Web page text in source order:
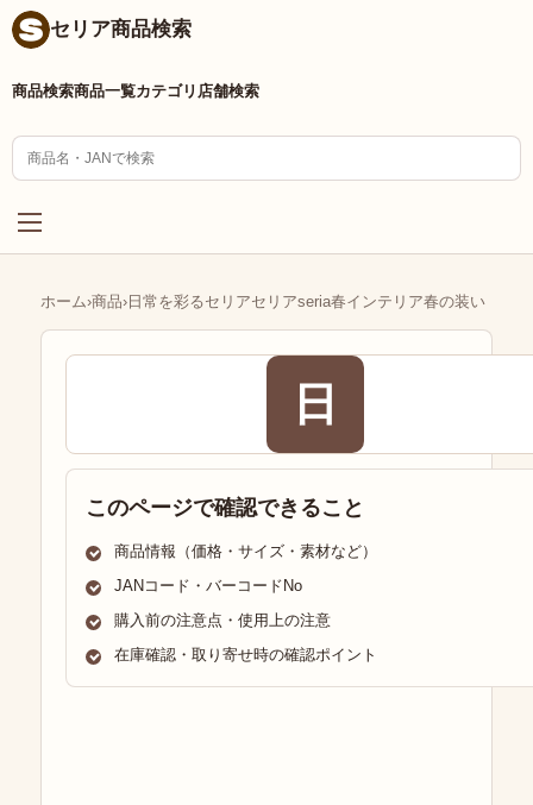
セリア商品検索
商品検索商品一覧カテゴリ 店舗検索
ホーム›商品› 日常を彩るセリアセリアseria春インテリア春の装い
日
このページで確認できること
商品情報（価格・サイズ・素材など）
JANコード・バーコードNo
購入前の注意点・使用上の注意
在庫確認・取り寄せ時の確認ポイント